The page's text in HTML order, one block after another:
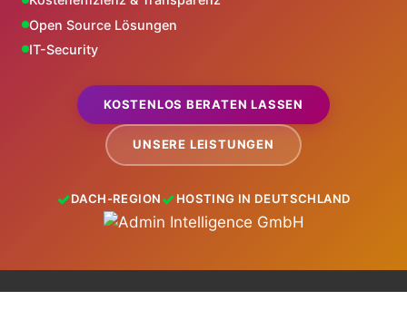
Open Source Lösungen
IT-Security
KOSTENLOS BERATEN LASSEN
UNSERE LEISTUNGEN
DACH-REGION HOSTING IN DEUTSCHLAND